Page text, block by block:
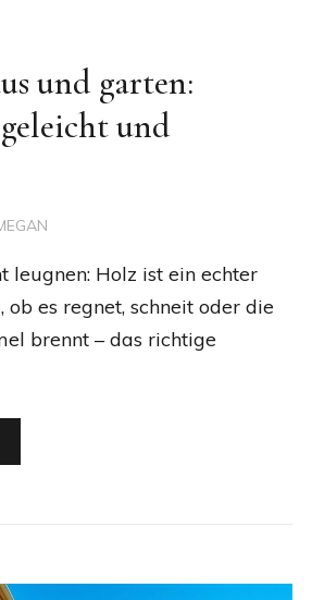
und garten:
und
leugnen: Holz ist ein echter
ob es regnet, schneit oder die
brennt – das richtige